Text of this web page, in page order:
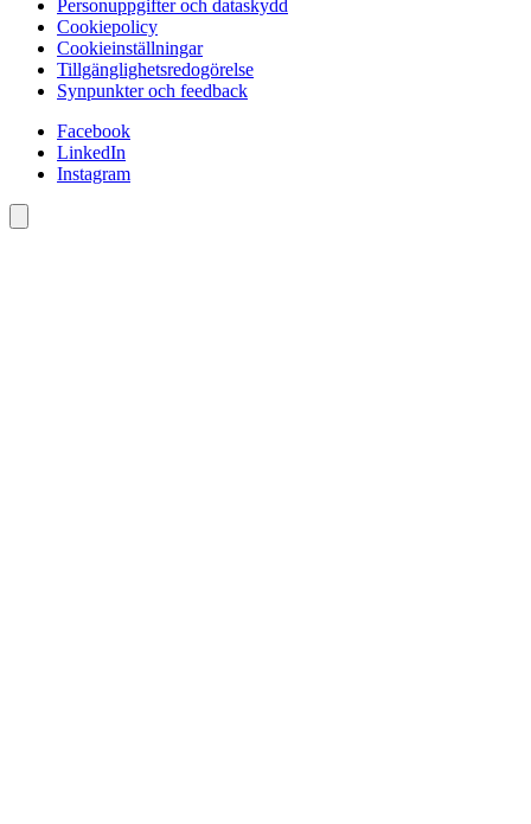
Personuppgifter och dataskydd
Cookiepolicy
Cookieinställningar
Tillgänglighetsredogörelse
Synpunkter och feedback
Facebook
LinkedIn
Instagram